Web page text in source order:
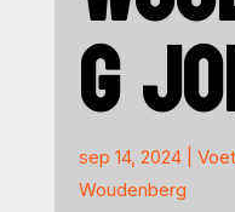
G
sep 14, 2024|
Woudenberg